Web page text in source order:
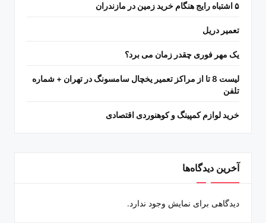
۵ اشتباه رایج هنگام خرید زمین در مازندران
تعمیر دریل
یک مهر فوری چقدر زمان می برد؟
لیست 8 تا از مراکز تعمیر یخچال سامسونگ در تهران + شماره
تلفن
خرید لوازم کمپینگ و کوهنوردی اقتصادی
آخرین دیدگاه‌ها
دیدگاهی برای نمایش وجود ندارد.